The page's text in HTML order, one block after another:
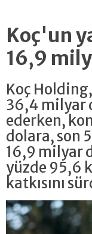
Koç'un
16,9
Koç
36,4 milyar
ederken,
dolara, son
16,9 milyar
yüzde 95,6
katkısını